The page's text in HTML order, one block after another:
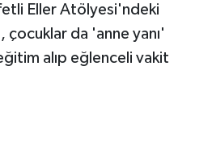
Eller Atölyesi'ndeki
çocuklar da 'anne yanı'
alıp eğlenceli vakit